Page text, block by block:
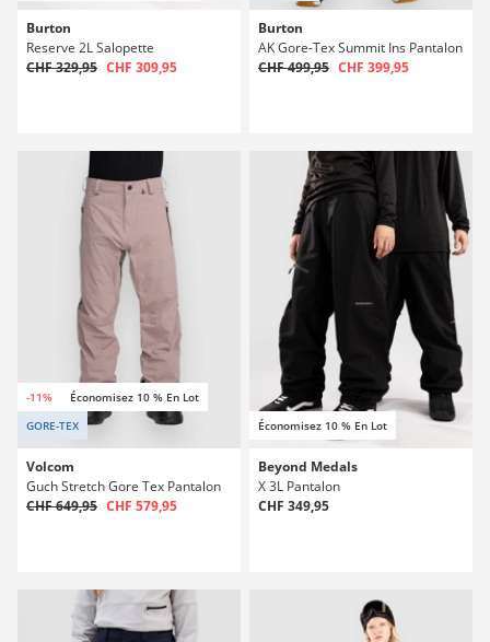
Burton
Reserve 2L Salopette
CHF 329,95 CHF 309,95
Burton
AK Gore-Tex Summit Ins Pantalon
CHF 499,95 CHF 399,95
-11%
Économisez 10 % En Lot
GORE-TEX
Volcom
Guch Stretch Gore Tex Pantalon
CHF 649,95 CHF 579,95
Économisez 10 % En Lot
Beyond Medals
X 3L Pantalon
CHF 349,95